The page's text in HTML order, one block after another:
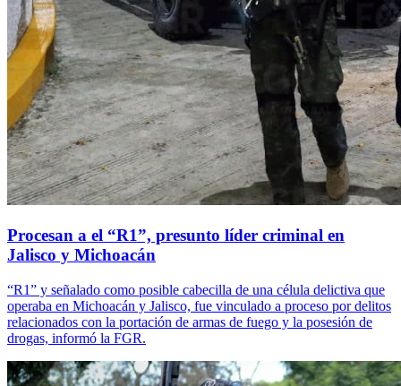
Procesan a el “R1”, presunto líder criminal en
Jalisco y Michoacán
“R1” y señalado como posible cabecilla de una célula delictiva que
operaba en Michoacán y Jalisco, fue vinculado a proceso por delitos
relacionados con la portación de armas de fuego y la posesión de
drogas, informó la FGR.